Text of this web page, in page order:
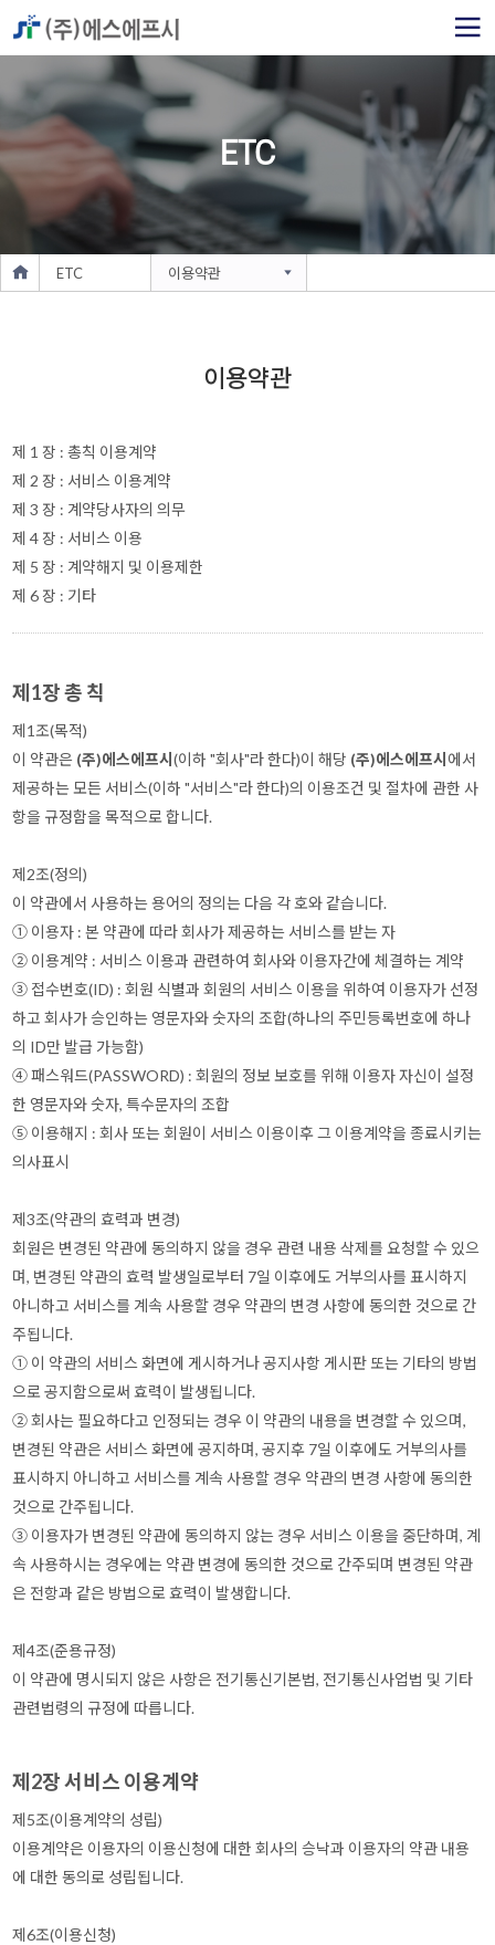
ETC
ETC 이용약관
이용약관
제 1 장 : 총칙 이용계약
제 2 장 : 서비스 이용계약
제 3 장 : 계약당사자의 의무
제 4 장 : 서비스 이용
제 5 장 : 계약해지 및 이용제한
제 6 장 : 기타
제1장 총 칙
제1조(목적)
이 약관은 (주)에스에프시(이하 "회사"라 한다)이 해당 (주)에스에프시 에서
제공하는 모든 서비스(이하 "서비스"라 한다)의 이용조건 및 절차에 관한 사
항을 규정함을 목적으로 합니다.
제2조(정의)
이 약관에서 사용하는 용어의 정의는 다음 각 호와 같습니다.
① 이용자 : 본 약관에 따라 회사가 제공하는 서비스를 받는 자
② 이용계약 : 서비스 이용과 관련하여 회사와 이용자간에 체결하는 계약
③ 접수번호(ID) : 회원 식별과 회원의 서비스 이용을 위하여 이용자가 선정
하고 회사가 승인하는 영문자와 숫자의 조합(하나의 주민등록번호에 하나
의 ID만 발급 가능함)
④ 패스워드(PASSWORD) : 회원의 정보 보호를 위해 이용자 자신이 설정
한 영문자와 숫자, 특수문자의 조합
⑤ 이용해지 : 회사 또는 회원이 서비스 이용이후 그 이용계약을 종료시키는
의사표시
제3조(약관의 효력과 변경)
회원은 변경된 약관에 동의하지 않을 경우 관련 내용 삭제를 요청할 수 있으
며, 변경된 약관의 효력 발생일로부터 7일 이후에도 거부의사를 표시하지
아니하고 서비스를 계속 사용할 경우 약관의 변경 사항에 동의한 것으로 간
주됩니다.
① 이 약관의 서비스 화면에 게시하거나 공지사항 게시판 또는 기타의 방법
으로 공지함으로써 효력이 발생됩니다.
② 회사는 필요하다고 인정되는 경우 이 약관의 내용을 변경할 수 있으며,
변경된 약관은 서비스 화면에 공지하며, 공지후 7일 이후에도 거부의사를
표시하지 아니하고 서비스를 계속 사용할 경우 약관의 변경 사항에 동의한
것으로 간주됩니다.
③ 이용자가 변경된 약관에 동의하지 않는 경우 서비스 이용을 중단하며, 계
속 사용하시는 경우에는 약관 변경에 동의한 것으로 간주되며 변경된 약관
은 전항과 같은 방법으로 효력이 발생합니다.
제4조(준용규정)
이 약관에 명시되지 않은 사항은 전기통신기본법, 전기통신사업법 및 기타
관련법령의 규정에 따릅니다.
제2장 서비스 이용계약
제5조(이용계약의 성립)
이용계약은 이용자의 이용신청에 대한 회사의 승낙과 이용자의 약관 내용
에 대한 동의로 성립됩니다.
제6조(이용신청)